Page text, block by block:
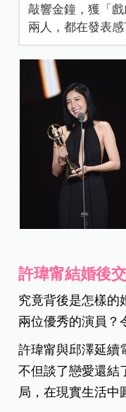
敲響金鐘，獲「
兩人，都在發表感
許瑋甯結婚後
究竟背後是怎樣的
兩位優秀的演員？
許瑋甯與邱澤延續
不但談了戀愛還結
局，在現實生活中